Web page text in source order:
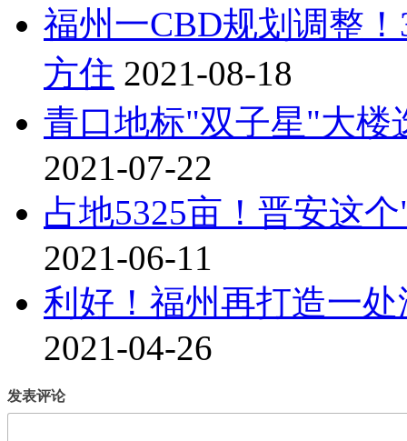
福州一CBD规划调整
方住 2021-08-18
青口地标"双子星"大楼
2021-07-22
占地5325亩！晋安这
2021-06-11
利好！福州再打造一
2021-04-26
发表评论